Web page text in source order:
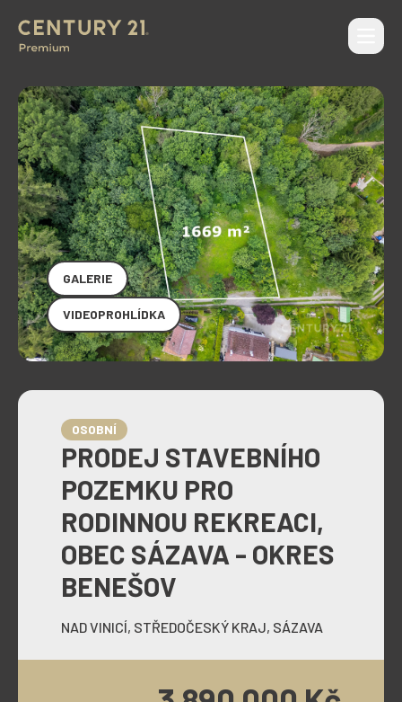
GALERIE
VIDEOPROHLÍDKA
PRODEJ STAVEBNÍHO
POZEMKU PRO
RODINNOU REKREACI,
OBEC SÁZAVA - OKRES
BENEŠOV
NAD VINICÍ, STŘEDOČESKÝ KRAJ, SÁZAVA
OSOBNÍ